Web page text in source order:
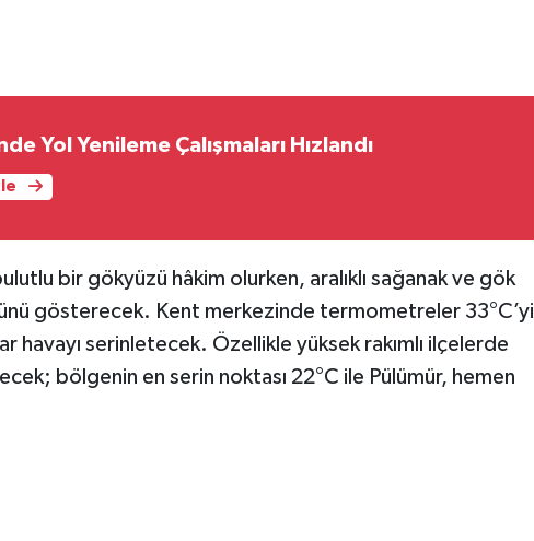
Yol Yenileme Çalışmaları Hızlandı
bir gökyüzü hâkim olurken, aralıklı sağanak ve gök
gösterecek. Kent merkezinde termometreler 33°C’yi
havayı serinletecek. Özellikle yüksek rakımlı ilçelerde
bölgenin en serin noktası 22°C ile Pülümür, hemen